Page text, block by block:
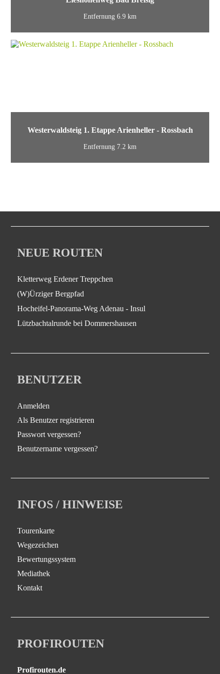
Entfernung 6.9 km
Westerwaldsteig 1. Etappe Arienheller - Rossbach
Entfernung 7.2 km
NEUE ROUTEN
Kletterweg Erdener Treppchen
(W)Ürziger Bergpfad
Hocheifel-Panorama-Weg Adenau - Insul
Lützbachtalrunde bei Dommershausen
BENUTZER
Anmelden
Als Benutzer registrieren
Passwort vergessen?
Benutzername vergessen?
INFOS / HINWEISE
Tourenkarte
Wegezeichen
Bewertungssystem
Mediathek
Kontakt
PROFIROUTEN
Profirouten.de